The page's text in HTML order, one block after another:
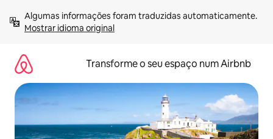
para
Mostrar idioma original
Transforme o seu espaço num Airbnb